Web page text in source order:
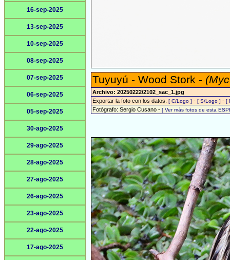
16-sep-2025
13-sep-2025
10-sep-2025
08-sep-2025
07-sep-2025
06-sep-2025
05-sep-2025
30-ago-2025
29-ago-2025
28-ago-2025
27-ago-2025
26-ago-2025
23-ago-2025
22-ago-2025
17-ago-2025
Tuyuyú - Wood Stork -
Archivo: 20250222/2102_sac_1.jpg
Exportar la foto con los datos: [ C/Logo ] - [ S/Logo ] - [
Fotógrafo: Sergio Cusano - [ Ver más fotos de esta